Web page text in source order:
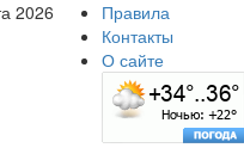
2026
Правила
Контакты
О сайте